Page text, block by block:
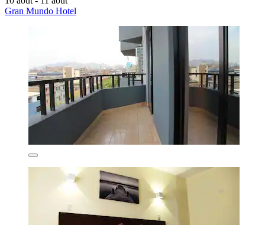
Gran Mundo Hotel